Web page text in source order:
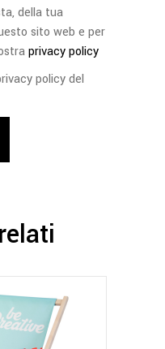
della tua
sito web e per
privacy policy
policy del